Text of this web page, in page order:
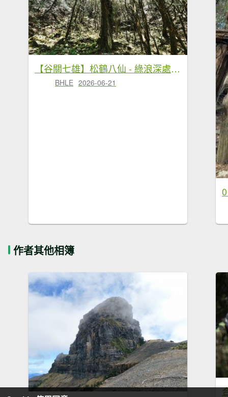
【谷關七雄】松鶴八仙 - 綠浪深處，時間長成樹的模樣
BHLE 2026-06-21
作者其他相簿